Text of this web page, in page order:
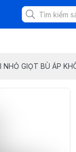
GIỌT BÙ ÁP